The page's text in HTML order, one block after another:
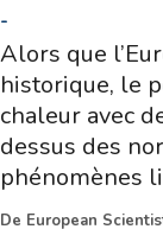
-
Alors que
historique, le
chaleur avec
dessus des
phénomènes
De European